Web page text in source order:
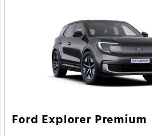
Ford Explorer Premium